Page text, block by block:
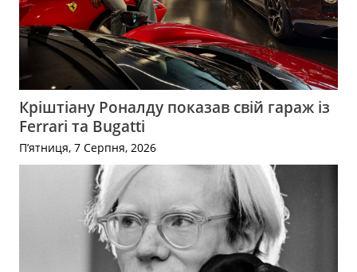
Кріштіану Роналду показав свій гараж із
Ferrari та Bugatti
П’ятниця, 7 Серпня, 2026